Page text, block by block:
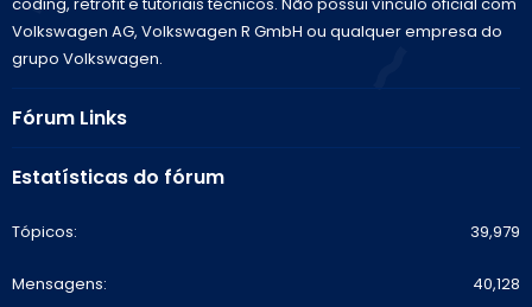
Volkswagen AG, Volkswagen R GmbH ou qualquer empresa do
grupo Volkswagen.
Fórum Links
Estatísticas do fórum
Tópicos 39,979
Mensagens 40,128